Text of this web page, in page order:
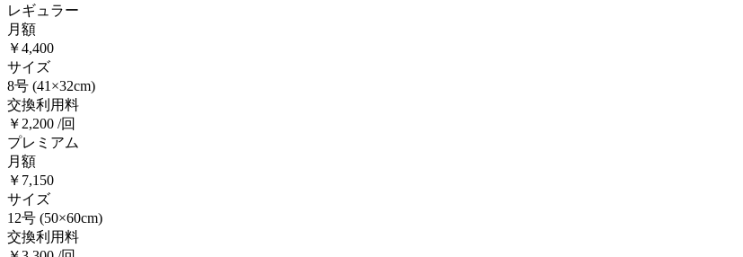
レギュラー
月額
￥4,400
サイズ
8号 (41×32cm)
交換利用料
￥2,200 /回
プレミアム
月額
￥7,150
サイズ
12号 (50×60cm)
交換利用料